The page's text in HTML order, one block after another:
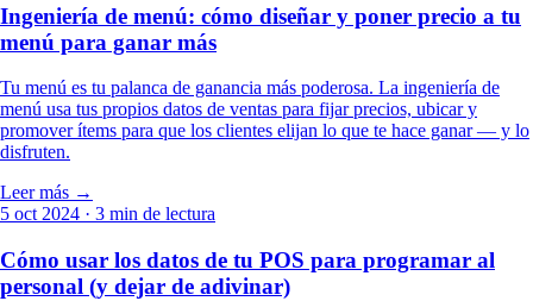
Ingeniería de menú: cómo diseñar y poner precio a tu
menú para ganar más
Tu menú es tu palanca de ganancia más poderosa. La ingeniería de
menú usa tus propios datos de ventas para fijar precios, ubicar y
promover ítems para que los clientes elijan lo que te hace ganar — y lo
disfruten.
Leer más →
5 oct 2024 · 3 min de lectura
Cómo usar los datos de tu POS para programar al
personal (y dejar de adivinar)